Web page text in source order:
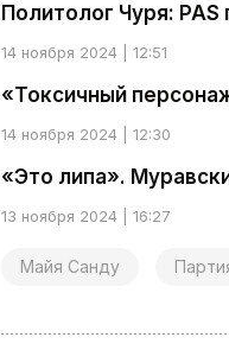
Политолог Чуря:
14 ноября 2024 | 12:51
«Токсичный
14 ноября 2024 | 12:30
«Это липа».
13 ноября 2024 | 16:27
Майя Санду